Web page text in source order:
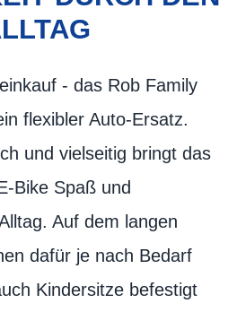
- das Rob Family
flexibler Auto-Ersatz.
und vielseitig bringt das
Bike Spaß und
Auf dem langen
dafür je nach Bedarf
Kindersitze befestigt